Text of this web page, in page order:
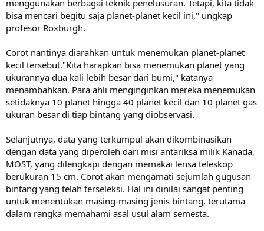
menggunakan berbagai teknik penelusuran. Tetapi, kita tidak
bisa mencari begitu saja planet-planet kecil ini,'' ungkap
profesor Roxburgh.
Corot nantinya diarahkan untuk menemukan planet-planet
kecil tersebut."Kita harapkan bisa menemukan planet yang
ukurannya dua kali lebih besar dari bumi," katanya
menambahkan. Para ahli menginginkan mereka menemukan
setidaknya 10 planet hingga 40 planet kecil dan 10 planet gas
ukuran besar di tiap bintang yang diobservasi.
Selanjutnya, data yang terkumpul akan dikombinasikan
dengan data yang diperoleh dari misi antariksa milik Kanada,
MOST, yang dilengkapi dengan memakai lensa teleskop
berukuran 15 cm. Corot akan mengamati sejumlah gugusan
bintang yang telah terseleksi. Hal ini dinilai sangat penting
untuk menentukan masing-masing jenis bintang, terutama
dalam rangka memahami asal usul alam semesta.